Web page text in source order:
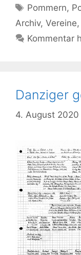
Pommern,
Archiv, Vereine,
Kommentar
Danziger
4. August 2020